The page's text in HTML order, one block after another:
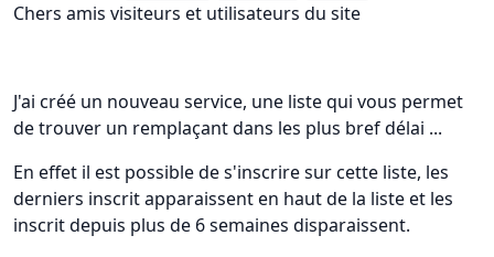
Chers amis visiteurs et utilisateurs du site
J'ai créé un nouveau service, une liste qui vous permet
de trouver un remplaçant dans les plus bref délai ...
En effet il est possible de s'inscrire sur cette liste, les
derniers inscrit apparaissent en haut de la liste et les
inscrit depuis plus de 6 semaines disparaissent.